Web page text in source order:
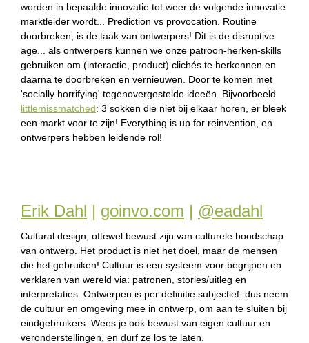
worden in bepaalde innovatie tot weer de volgende innovatie
marktleider wordt... Prediction vs provocation. Routine
doorbreken, is de taak van ontwerpers! Dit is de disruptive
age... als ontwerpers kunnen we onze patroon-herken-skills
gebruiken om (interactie, product) clichés te herkennen en
daarna te doorbreken en vernieuwen. Door te komen met
'socially horrifying' tegenovergestelde ideeën. Bijvoorbeeld
littlemissmatched: 3 sokken die niet bij elkaar horen, er bleek
een markt voor te zijn! Everything is up for reinvention, en
ontwerpers hebben leidende rol!
Erik Dahl | goinvo.com | @eadahl
Cultural design, oftewel bewust zijn van culturele boodschap
van ontwerp. Het product is niet het doel, maar de mensen
die het gebruiken! Cultuur is een systeem voor begrijpen en
verklaren van wereld via: patronen, stories/uitleg en
interpretaties. Ontwerpen is per definitie subjectief: dus neem
de cultuur en omgeving mee in ontwerp, om aan te sluiten bij
eindgebruikers. Wees je ook bewust van eigen cultuur en
veronderstellingen, en durf ze los te laten.
l
i
s
h